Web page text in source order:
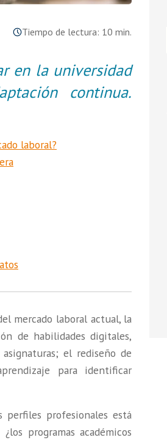
Tiempo de lectura: 10 min.
en la universidad
continua.
laboral?
mercado laboral actual, la
de habilidades digitales,
el rediseño de
para identificar
perfiles profesionales está
programas académicos